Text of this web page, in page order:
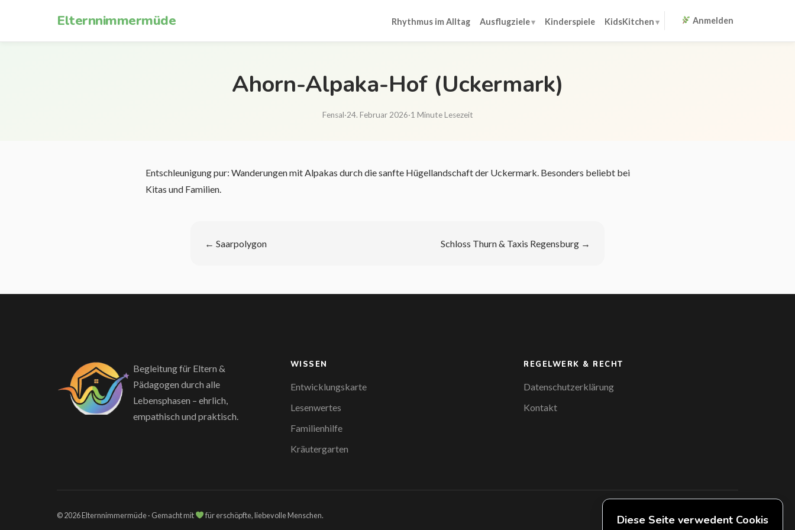
Elternnimmermüde Rhythmus im Alltag Ausflugziele Kinderspiele KidsKitchen Anmelden
Ahorn-Alpaka-Hof (Uckermark)
Fensal·24. Februar 2026·1 Minute Lesezeit
Entschleunigung pur: Wanderungen mit Alpakas durch die sanfte Hügellandschaft der Uckermark. Besonders beliebt bei
Kitas und Familien.
← Saarpolygon Schloss Thurn & Taxis Regensburg →
Begleitung für Eltern &
Pädagogen durch alle
Lebensphasen – ehrlich,
empathisch und praktisch.
WISSEN
Entwicklungskarte
Lesenwertes
Familienhilfe
Kräutergarten
REGELWERK & RECHT
Datenschutzerklärung
Kontakt
© 2026 Elternnimmermüde · Gemacht mit für erschöpfte, liebevolle Menschen. Diese Seite verwedent Cookis